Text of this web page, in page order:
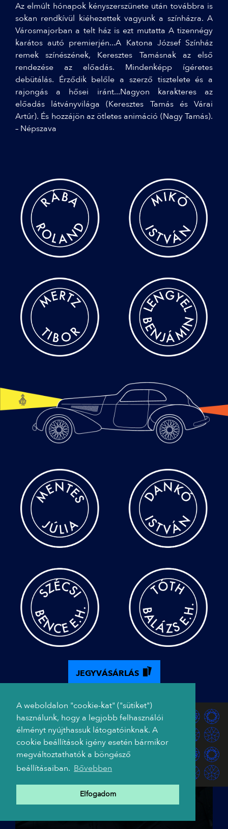
A weboldalon "cookie-kat" ("sütiket")
használunk, hogy a legjobb felhasználói
élményt nyújthassuk látogatóinknak. A
cookie beállítások igény esetén bármikor
megváltoztathatók a böngésző
beállításaiban. Bővebben
Elfogadom
Az elmúlt hónapok kényszerszünete után továbbra is
sokan rendkívül kiéhezettek vagyunk a színházra. A
Városmajorban a telt ház is ezt mutatta A tizennégy
karátos autó premierjén...A Katona József Színház
remek színészének, Keresztes Tamásnak az első
rendezése az előadás. Mindenképp ígéretes
debütálás. Érződik belőle a szerző tisztelete és a
rajongás a hősei iránt...Nagyon karakteres az
előadás látványvilága (Keresztes Tamás és Várai
Artúr). És hozzájön az ötletes animáció (Nagy Tamás).
– Népszava
JEGYVÁSÁRLÁS